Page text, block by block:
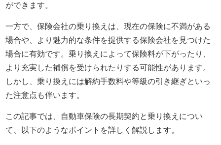
ができます。
一方で、保険会社の乗り換えは、現在の保険に不満がある
場合や、より魅力的な条件を提供する保険会社を見つけた
場合に有効です。乗り換えによって保険料が下がったり、
より充実した補償を受けられたりする可能性があります。
しかし、乗り換えには解約手数料や等級の引き継ぎといっ
た注意点も伴います。
この記事では、自動車保険の長期契約と乗り換えについ
て、以下のようなポイントを詳しく解説します。